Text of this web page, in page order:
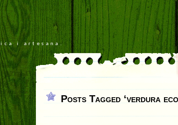
i artesana.
Posts Tagged ‘verdura